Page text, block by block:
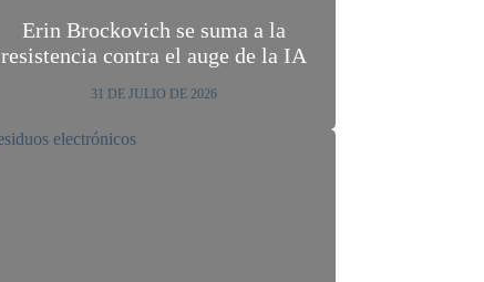
Erin Brockovich se suma a la
resistencia contra el auge de la IA
31 DE JULIO DE 2026